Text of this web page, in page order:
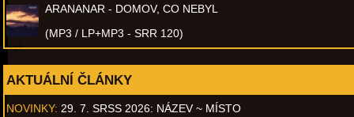
ARANANAR - DOMOV, CO NEBYL
(MP3 / LP+MP3 - SRR 120)
AKTUÁLNÍ ČLÁNKY
NOVINKY: 29. 7. SRSS 2026: NÁZEV ~ MÍSTO